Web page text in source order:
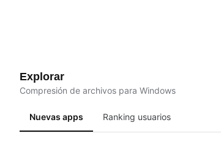
Explorar
Compresión de archivos para Windows
Nuevas apps Ranking usuarios